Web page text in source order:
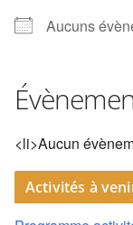
Aucuns
<li>Aucun
Activités à